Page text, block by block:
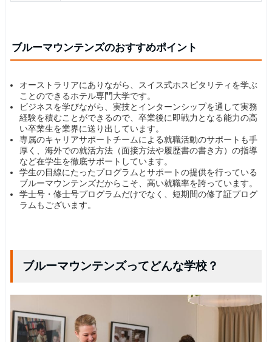
ブルーマウンテンズのおすすめポイント
オーストラリアにありながら、スイス式ホスピタリティを学ぶ
ことのできるホテル専門大学です。
ビジネスを学びながら、実技とインターンシップを通して実務
経験を積むことができるので、卒業後に即戦力となる能力の高
い卒業生を業界に送り出しています。
専属のキャリアサポートチームによる就職活動のサポートも手
厚く、海外での就活方法（面接方法や履歴書の書き方）の指導
など在学生を徹底サポートしています。
学生の目線にたったプログラムとサポートの提供を行っている
ブルーマウンテンズだからこそ、高い就職率を誇っています。
学士号・修士号プログラムだけでなく、短期間の修了証プログ
ラムもございます。
ブルーマウンテンズってどんな学校？